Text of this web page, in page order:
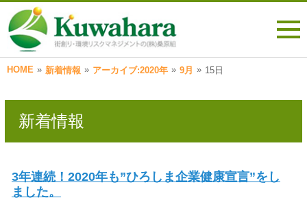
HOME » 新着情報 » アーカイブ:2020年 » 9月 » 15日
新着情報
3年連続！2020年も”ひろしま企業健康宣言”をし
ました。